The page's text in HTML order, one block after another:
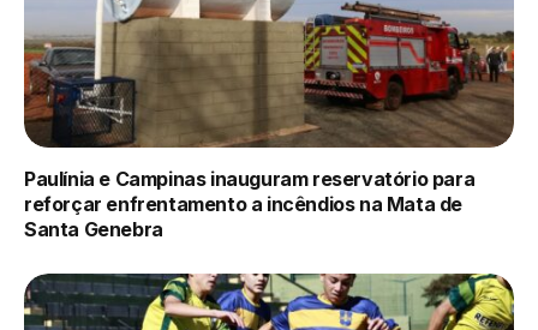
Paulínia e Campinas inauguram reservatório para
reforçar enfrentamento a incêndios na Mata de
Santa Genebra